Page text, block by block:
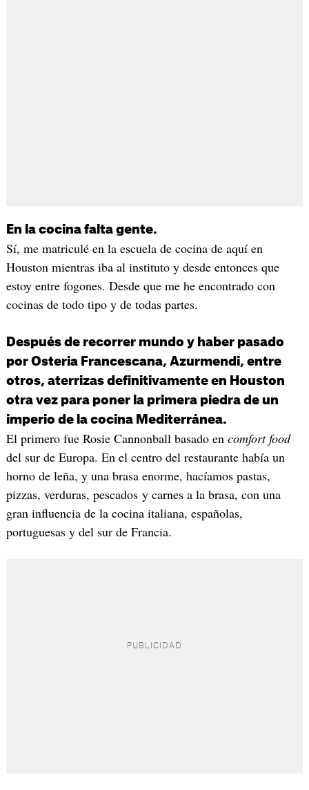
En la cocina falta gente.
Sí, me matriculé en la escuela de cocina de aquí en
Houston mientras iba al instituto y desde entonces que
estoy entre fogones. Desde que me he encontrado con
cocinas de todo tipo y de todas partes.
Después de recorrer mundo y haber pasado
por Osteria Francescana, Azurmendi, entre
otros, aterrizas definitivamente en Houston
otra vez para poner la primera piedra de un
imperio de la cocina Mediterránea.
El primero fue Rosie Cannonball basado en comfort food
del sur de Europa. En el centro del restaurante había un
horno de leña, y una brasa enorme, hacíamos pastas,
pizzas, verduras, pescados y carnes a la brasa, con una
gran influencia de la cocina italiana, españolas,
portuguesas y del sur de Francia.